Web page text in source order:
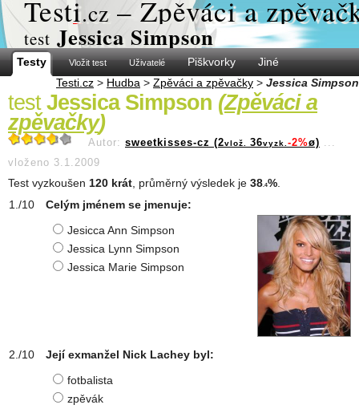
Testi.cz – Zpěváci a
test Jessica Simpson
Testy Vložit test Uživatelé Piškvorky
Jiné
Testi.cz > Hudba > Zpěváci a zpěvačky > Jessica Simpson
test Jessica Simpson (Zpěváci a
zpěvačky)
Autor: sweetkisses-cz (2vlož. 36vyzk. -2%ø) ...
vloženo 3.1.2009
Test vyzkoušen 120 krát , průměrný výsledek je 38 .4%
Celým jménem se jmenuje:
Jesicca Ann Simpson
Jessica Lynn Simpson
Jessica Marie Simpson
Její exmanžel Nick Lachey byl:
fotbalista
zpěvák